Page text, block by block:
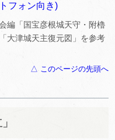
フォン向き)
編「国宝彦根城天守・附櫓
大津城天主復元図」を参考
△ このページの先頭へ